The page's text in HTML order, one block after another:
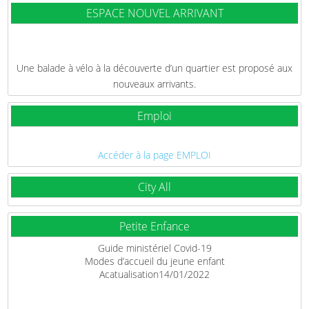
ESPACE NOUVEL ARRIVANT
Une balade à vélo à la découverte d’un quartier est proposé aux
nouveaux arrivants.
Emploi
Accéder à la page EMPLOI
City All
Petite Enfance
Guide ministériel Covid-19
Modes d’accueil du jeune enfant
Acatualisation14/01/2022